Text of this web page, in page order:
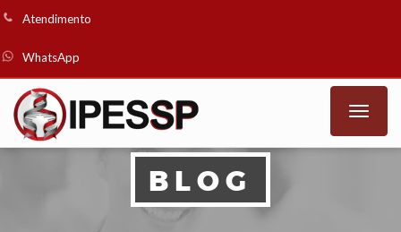
Atendimento
WhatsApp
Toggle
BLOG